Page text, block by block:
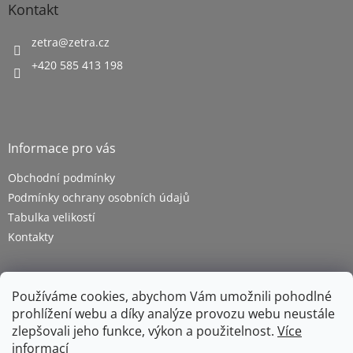
Používáme cookies, abychom Vám umožnili pohodlné
prohlížení webu a díky analýze provozu webu neustále
zlepšovali jeho funkce, výkon a použitelnost. Více
informací
Kontakt
zetra@zetra.cz
+420 585 413 198
Informace pro vás
Obchodní podmínky
Podmínky ochrany osobních údajů
Tabulka velikostí
Kontakty